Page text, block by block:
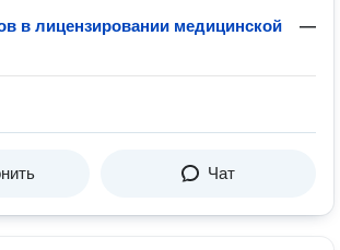
в лицензировании медицинской
—
Чат